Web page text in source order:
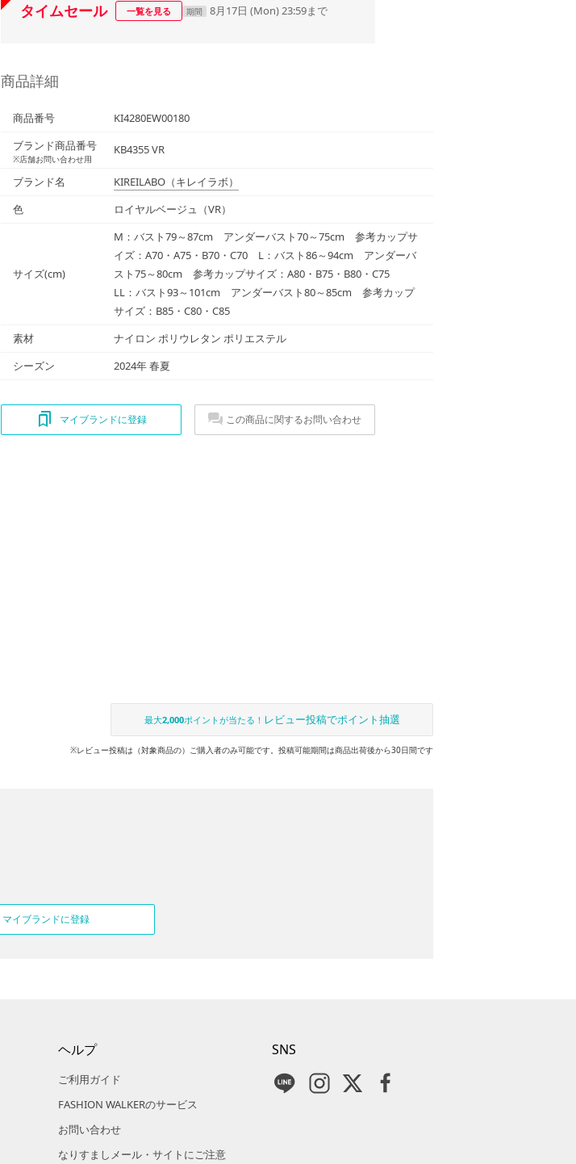
タイムセール 一覧を見る 期間 8月17日 (Mon) 23:59まで
商品詳細
商品番号
KI4280EW00180
ブランド商品番号
※店舗お問い合わせ用
KB4355 VR
ブランド名 KIREILABO （キレイラボ）
色
ロイヤルベージュ（VR）
サイズ(cm)
M：バスト79～87cm アンダーバスト70～75cm 参考カップサ
イズ：A70・A75・B70・C70 L：バスト86～94cm アンダーバ
スト75～80cm 参考カップサイズ：A80・B75・B80・C75
LL：バスト93～101cm アンダーバスト80～85cm 参考カップ
サイズ：B85・C80・C85
素材
ナイロン ポリウレタン ポリエステル
シーズン
2024年 春夏
マイブランドに登録 この商品に関するお問い合わせ
最大2,000ポイントが当たる！ レビュー投稿でポイント抽選
※レビュー投稿は（対象商品の）ご購入者のみ可能です。投稿可能期間は商品出荷後から30日間です
マイブランドに登録
ヘルプ
ご利用ガイド
FASHION WALKERのサービス
お問い合わせ
なりすましメール・サイトにご注意
SNS